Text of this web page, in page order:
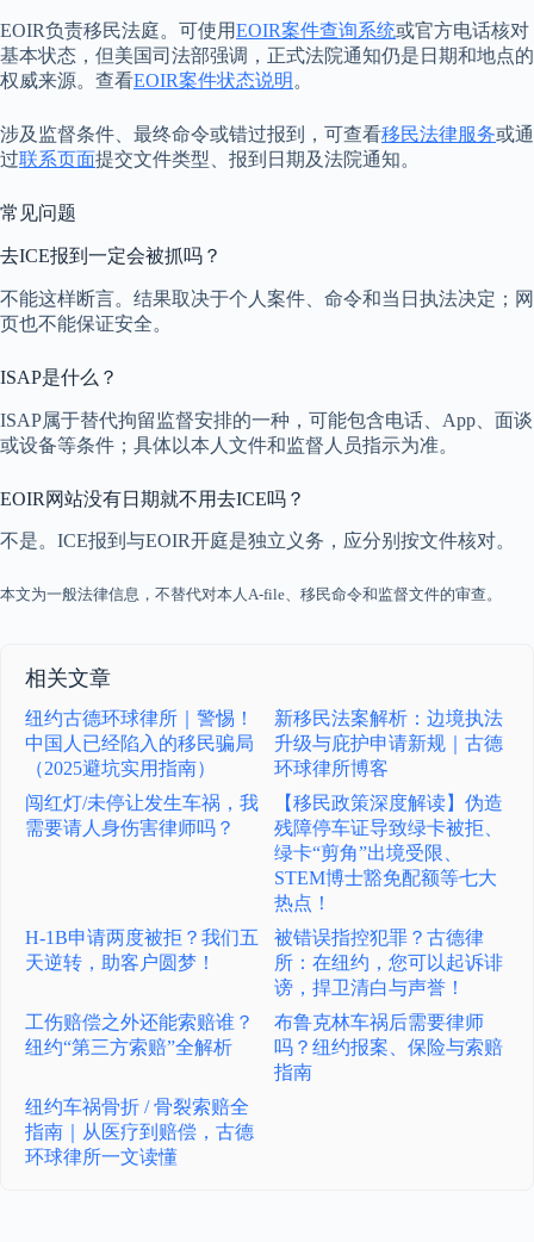
EOIR负责移民法庭。可使用EOIR案件查询系统或官方电话核对
基本状态，但美国司法部强调，正式法院通知仍是日期和地点的
权威来源。查看EOIR案件状态说明 。
涉及监督条件、最终命令或错过报到，可查看移民法律服务或通
过联系页面提交文件类型、报到日期及法院通知。
常见问题
去ICE报到一定会被抓吗？
不能这样断言。结果取决于个人案件、命令和当日执法决定；网
页也不能保证安全。
ISAP是什么？
ISAP属于替代拘留监督安排的一种，可能包含电话、App、面谈
或设备等条件；具体以本人文件和监督人员指示为准。
EOIR网站没有日期就不用去ICE吗？
不是。ICE报到与EOIR开庭是独立义务，应分别按文件核对。
本文为一般法律信息，不替代对本人A-file、移民命令和监督文件的审查。
相关文章
纽约古德环球律所｜警惕！
中国人已经陷入的移民骗局
（2025避坑实用指南）
新移民法案解析：边境执法
升级与庇护申请新规｜古德
环球律所博客
闯红灯/未停让发生车祸，我
需要请人身伤害律师吗？
【移民政策深度解读】伪造
残障停车证导致绿卡被拒、
绿卡“剪角”出境受限、
STEM博士豁免配额等七大
热点！
H-1B申请两度被拒？我们五
天逆转，助客户圆梦！
被错误指控犯罪？古德律
所：在纽约，您可以起诉诽
谤，捍卫清白与声誉！
工伤赔偿之外还能索赔谁？
纽约“第三方索赔”全解析
布鲁克林车祸后需要律师
吗？纽约报案、保险与索赔
指南
纽约车祸骨折 / 骨裂索赔全
指南｜从医疗到赔偿，古德
环球律所一文读懂